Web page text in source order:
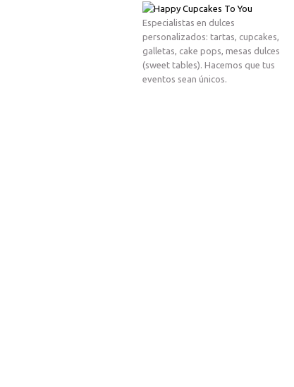
Especialistas en dulces
personalizados: tartas, cupcakes,
galletas, cake pops, mesas dulces
(sweet tables). Hacemos que tus
eventos sean únicos.